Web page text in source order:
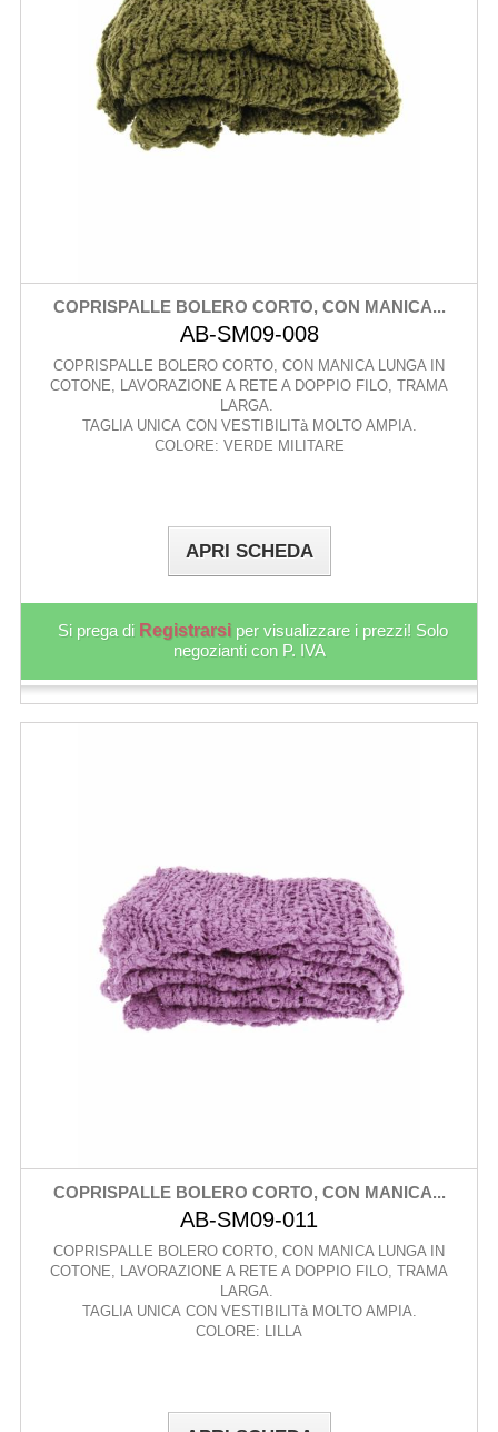
COPRISPALLE BOLERO CORTO, CON MANICA...
AB-SM09-008
COPRISPALLE BOLERO CORTO, CON MANICA LUNGA IN
COTONE, LAVORAZIONE A RETE A DOPPIO FILO, TRAMA
LARGA.
TAGLIA UNICA CON VESTIBILITà MOLTO AMPIA.
COLORE: VERDE MILITARE
APRI SCHEDA
Si prega di Registrarsi per visualizzare i prezzi! Solo
negozianti con P. IVA
COPRISPALLE BOLERO CORTO, CON MANICA...
AB-SM09-011
COPRISPALLE BOLERO CORTO, CON MANICA LUNGA IN
COTONE, LAVORAZIONE A RETE A DOPPIO FILO, TRAMA
LARGA.
TAGLIA UNICA CON VESTIBILITà MOLTO AMPIA.
COLORE: LILLA